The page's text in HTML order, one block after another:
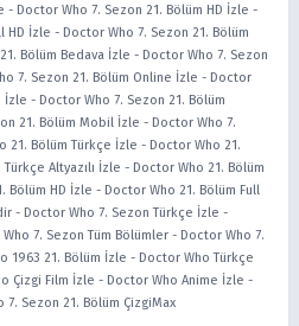
- Doctor Who 7. Sezon 21. Bölüm HD İzle -
HD İzle - Doctor Who 7. Sezon 21. Bölüm
Bölüm Bedava İzle - Doctor Who 7. Sezon
7. Sezon 21. Bölüm Online İzle - Doctor
İzle - Doctor Who 7. Sezon 21. Bölüm
21. Bölüm Mobil İzle - Doctor Who 7.
21. Bölüm Türkçe İzle - Doctor Who 21.
Altyazılı İzle - Doctor Who 21. Bölüm
Bölüm HD İzle - Doctor Who 21. Bölüm Full
- Doctor Who 7. Sezon Türkçe İzle -
7. Sezon Tüm Bölümler - Doctor Who 7.
1963 21. Bölüm İzle - Doctor Who Türkçe
Çizgi Film İzle - Doctor Who Anime İzle -
7. Sezon 21. Bölüm ÇizgiMax